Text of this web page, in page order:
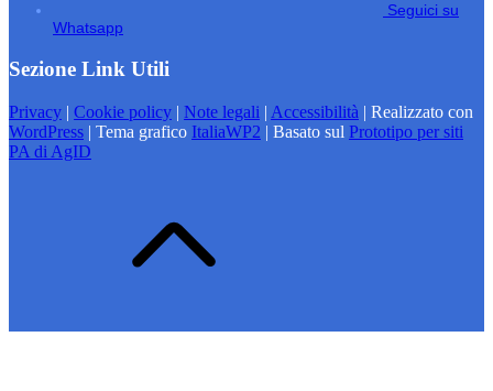
Seguici su
Whatsapp
Sezione Link Utili
Privacy | Cookie policy | Note legali | Accessibilità | Realizzato con
WordPress | Tema grafico ItaliaWP2 | Basato sul Prototipo per siti
PA di AgID